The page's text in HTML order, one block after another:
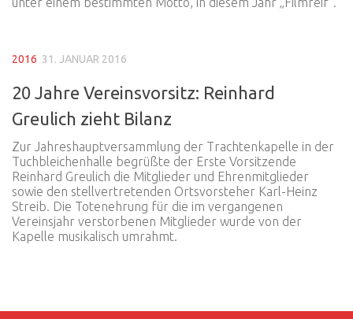
2016 31. JANUAR 2016
20 Jahre Vereinsvorsitz: Reinhard
Greulich zieht Bilanz
Zur Jahreshauptversammlung der Trachtenkapelle in der
Tuchbleichenhalle begrüßte der Erste Vorsitzende
Reinhard Greulich die Mitglieder und Ehrenmitglieder
sowie den stellvertretenden Ortsvorsteher Karl-Heinz
Streib. Die Totenehrung für die im vergangenen
Vereinsjahr verstorbenen Mitglieder wurde von der
Kapelle musikalisch umrahmt.